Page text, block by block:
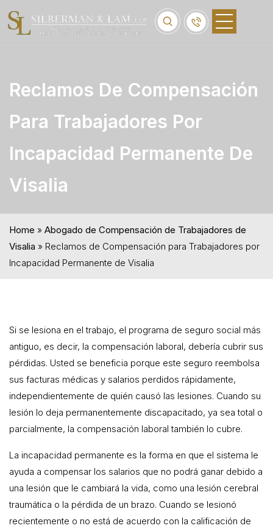
Reclamos De Compensación
Para Trabajadores Por
Incapacidad Permanente De
Visalia
Home » Abogado de Compensación de Trabajadores de
Visalia » Reclamos de Compensación para Trabajadores por
Incapacidad Permanente de Visalia
Si se lesiona en el trabajo, el programa de seguro social más
antiguo, es decir, la compensación laboral, debería cubrir sus
pérdidas. Usted se beneficia porque este seguro reembolsa
sus facturas médicas y salarios perdidos rápidamente,
independientemente de quién causó las lesiones. Cuando su
lesión lo deja permanentemente discapacitado, ya sea total o
parcialmente, la compensación laboral también lo cubre.
La incapacidad permanente es la forma en que el sistema le
ayuda a compensar los salarios que no podrá ganar debido a
una lesión que le cambiará la vida, como una lesión cerebral
traumática o la pérdida de un brazo. Cuando se lesionó
recientemente o no está de acuerdo con la calificación de